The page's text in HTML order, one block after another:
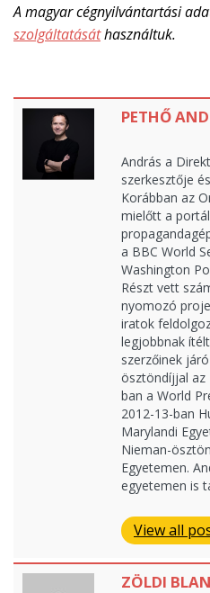
A magyar cégnyilvántartási
szolgáltatásáthasználtuk.
PETHŐ
András a
szerkesztője
Korábban az
mielőtt a
a BBC World
Washington
Részt vett
nyomozó
iratok
legjobbnak
szerzőinek
ösztöndíjjal az
ban a World
2012-13-ban
Marylandi
Nieman-
Egyetemen.
egyetemen is
View all
ZÖLDI